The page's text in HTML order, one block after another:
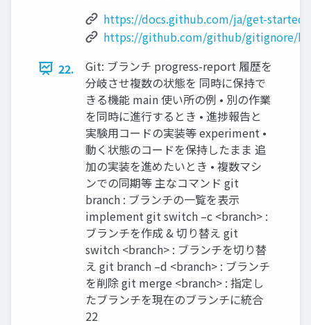
https://docs.github.com/ja/get-
https://github.com/github/gitignore/
22.
Git: ブランチ progress-report 履歴を
分岐させ複数の状態を 同時に保持で
きる機能 main 使い所の例 • 別の作業
を同時に進行するとき • 進捗報告と
実験用コードの実装等 experiment •
動く状態のコードを保持したまま 追
加の実装を進めたいとき • 複数マシ
ンでの同期等 主なコマンド git
branch : ブランチの一覧を表示
implement git switch –c <branch> :
ブランチを作成 & 切り替え git
switch <branch> : ブランチを切り替
え git branch –d <branch> : ブランチ
を削除 git merge <branch> : 指定し
たブランチを現在のブランチに統合
22